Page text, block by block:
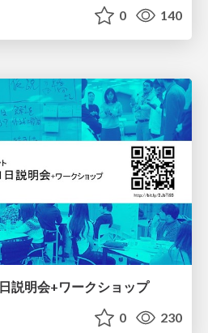
0 140
説明会+ワークショップ
0 230